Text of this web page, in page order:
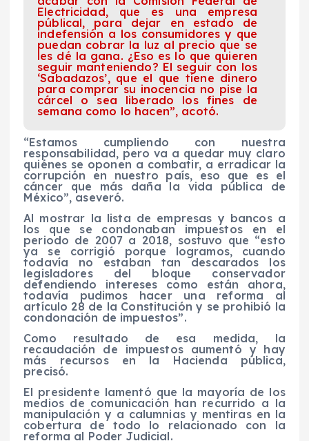
Electricidad, que es una empresa
públical, para dejar en estado de
indefensión a los consumidores y que
puedan cobrar la luz al precio que se
les dé la gana. ¿Eso es lo que quieren
seguir manteniendo? El seguir con los
‘Sabadazos’, que el que tiene dinero
para comprar su inocencia no pise la
cárcel o sea liberado los fines de
semana como lo hacen”, acotó.
“Estamos cumpliendo con nuestra
responsabilidad, pero va a quedar muy claro
quiénes se oponen a combatir, a erradicar la
corrupción en nuestro país, eso que es el
cáncer que más daña la vida pública de
México”, aseveró.
Al mostrar la lista de empresas y bancos a
los que se condonaban impuestos en el
periodo de 2007 a 2018, sostuvo que “esto
ya se corrigió porque logramos, cuando
todavía no estaban tan descarados los
legisladores del bloque conservador
defendiendo intereses como están ahora,
todavía pudimos hacer una reforma al
artículo 28 de la Constitución y se prohibió la
condonación de impuestos”.
Como resultado de esa medida, la
recaudación de impuestos aumentó y hay
más recursos en la Hacienda pública,
precisó.
El presidente lamentó que la mayoría de los
medios de comunicación han recurrido a la
manipulación y a calumnias y mentiras en la
cobertura de todo lo relacionado con la
reforma al Poder Judicial.